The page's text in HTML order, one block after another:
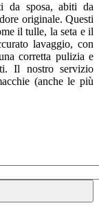
da sposa, abiti da
originale. Questi
il tulle, la seta e il
lavaggio, con
corretta pulizia e
Il nostro servizio
(anche le più